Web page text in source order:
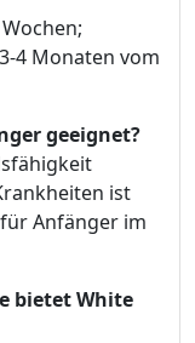
4 Monaten vom
geeignet?
ist
Anfänger im
bietet White